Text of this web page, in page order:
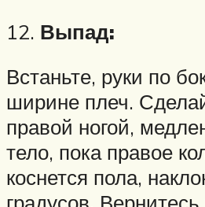
12. Выпад:
Встаньте, руки по
ширине плеч.
правой ногой,
тело, пока правое
коснется пола,